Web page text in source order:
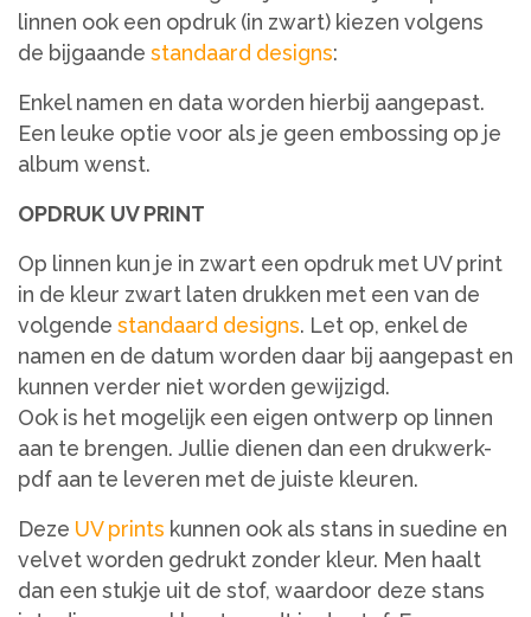
linnen ook een opdruk (in zwart) kiezen volgens
de bijgaande standaard designs:
Enkel namen en data worden hierbij aangepast.
Een leuke optie voor als je geen embossing op je
album wenst.
OPDRUK UV PRINT
Op linnen kun je in zwart een opdruk met UV print
in de kleur zwart laten drukken met een van de
volgende standaard designs. Let op, enkel de
namen en de datum worden daar bij aangepast en
kunnen verder niet worden gewijzigd.
Ook is het mogelijk een eigen ontwerp op linnen
aan te brengen. Jullie dienen dan een drukwerk-
pdf aan te leveren met de juiste kleuren.
Deze UV prints kunnen ook als stans in suedine en
velvet worden gedrukt zonder kleur. Men haalt
dan een stukje uit de stof, waardoor deze stans